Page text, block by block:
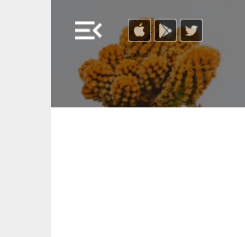
menu_open